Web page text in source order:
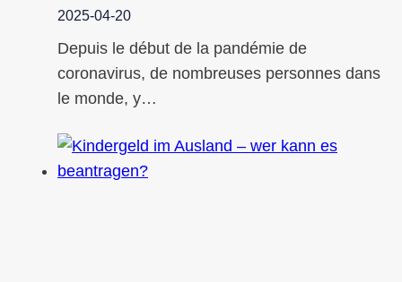
2025-04-20
Depuis le début de la pandémie de
coronavirus, de nombreuses personnes dans
le monde, y…